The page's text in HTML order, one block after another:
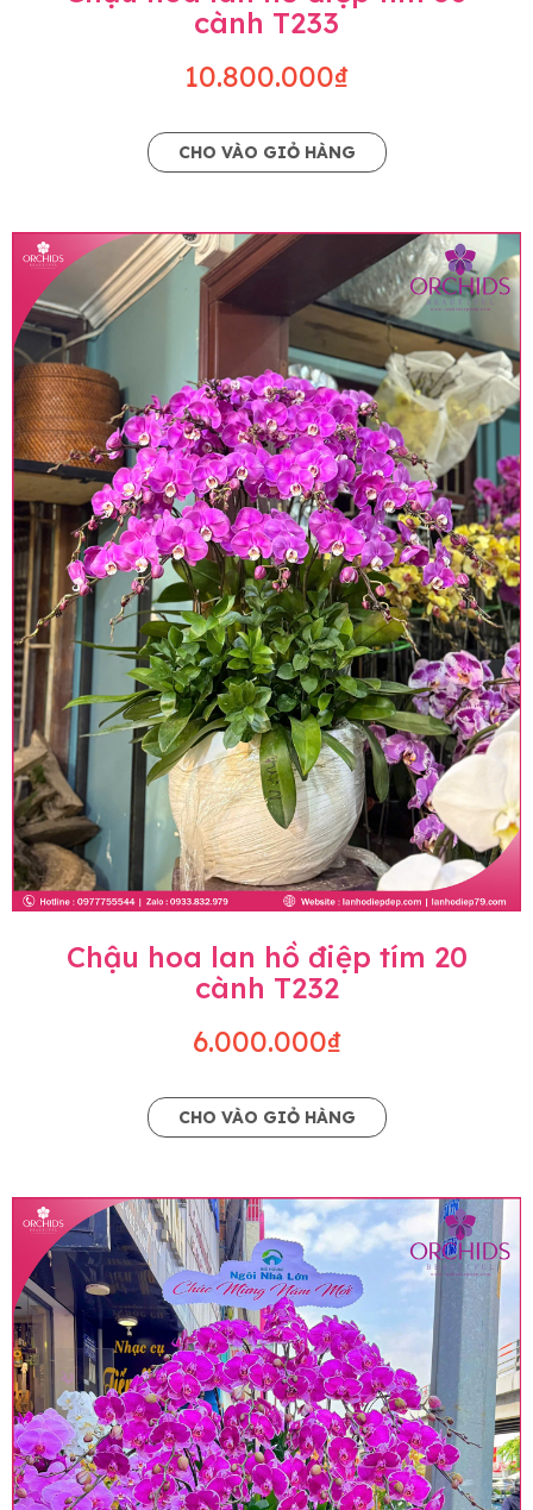
cành T233
10.800.000₫
CHO VÀO GIỎ HÀNG
Chậu hoa lan hồ điệp tím 20
cành T232
6.000.000₫
CHO VÀO GIỎ HÀNG